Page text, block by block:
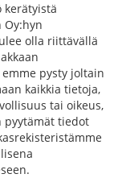
kerätyistä
Oy:hyn
olla riittävällä
pysty joltain
kaikkia tietoja,
tai oikeus,
pyytämät tiedot